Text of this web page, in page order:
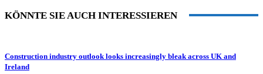
KÖNNTE SIE AUCH INTERESSIEREN
Construction industry outlook looks increasingly bleak across UK and
Ireland